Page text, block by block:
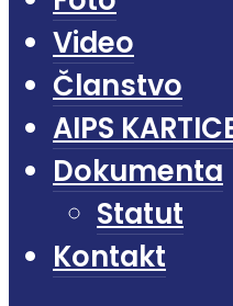
Video
Članstvo
AIPS
Dokumenta
Statut
Kontakt